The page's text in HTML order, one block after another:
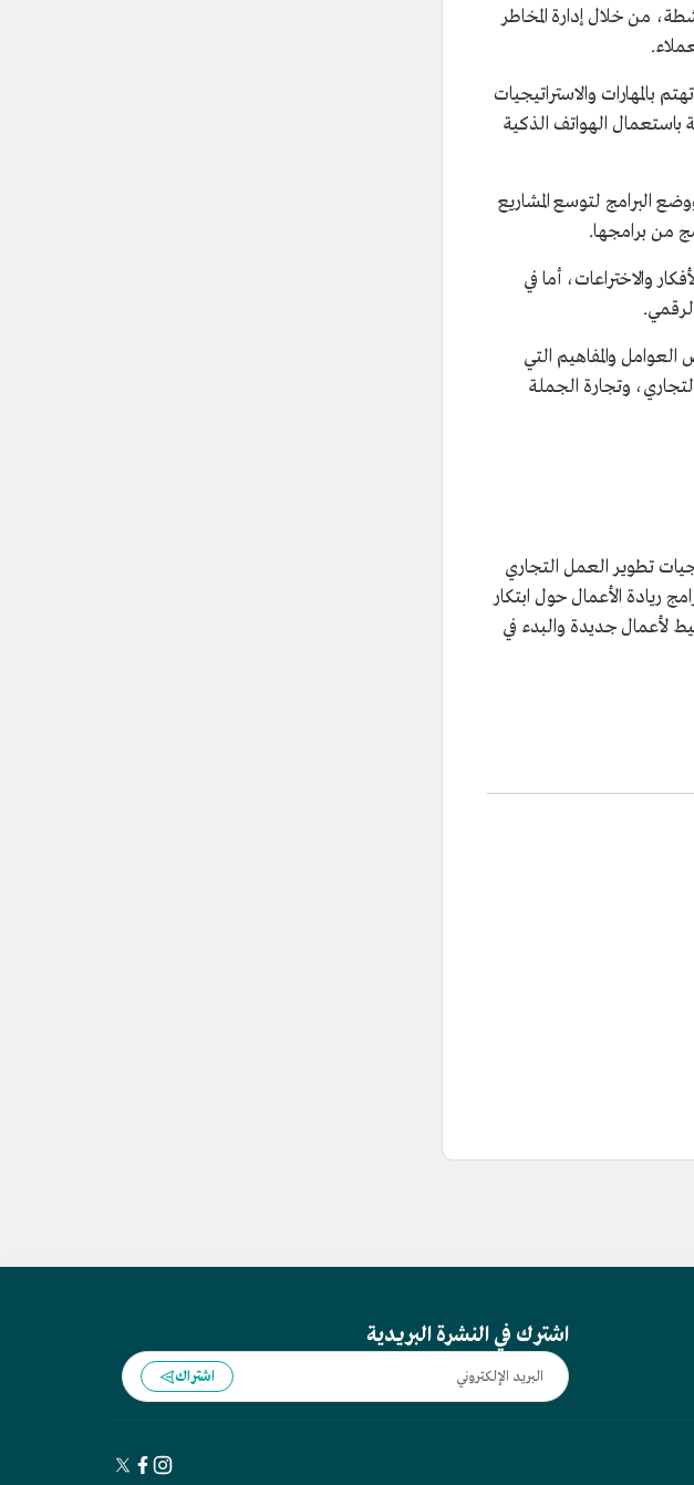
من خلال إدارة المخاطر
بالمهارات والاستراتيجيات
باستعمال الهواتف الذكية
البرامج لتوسع المشاريع
من برامجها.
والاختراعات، أما في
والمفاهيم التي
وتجارة الجملة
تطوير العمل التجاري
ريادة الأعمال حول ابتكار
لأعمال جديدة والبدء في
اشترك في النشرة البريدية
اشتراك